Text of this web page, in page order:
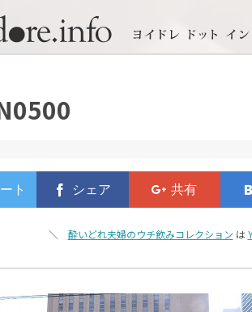
＼ 酔いどれ夫婦のウチ飲みコレクション は